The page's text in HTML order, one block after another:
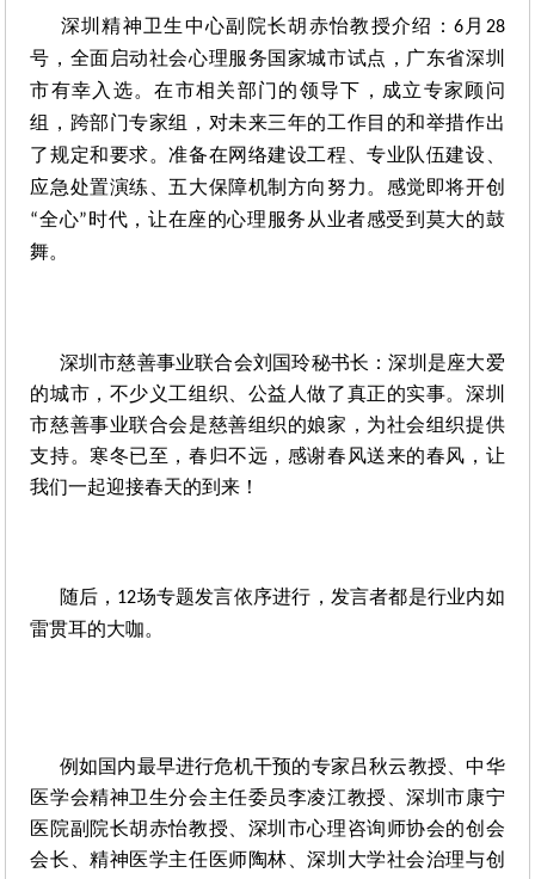
深圳精神卫生中心副院长胡赤怡教授介绍： 6月 28
号，全面启动社会心理服务国家城市试点，广东省深圳
市有幸入选。在市相关部门的领导下，成立专家顾问
组，跨部门专家组，对未来三年的工作目的和举措作出
了规定和要求。准备在网络建设工程、专业队伍建设、
应急处置演练、五大保障机制方向努力。感觉即将开创
“全心”时代，让在座的心理服务从业者感受到莫大的鼓
舞。
深圳市慈善事业联合会刘国玲秘书长：深圳是座大爱
的城市，不少义工组织、公益人做了真正的实事。深圳
市慈善事业联合会是慈善组织的娘家，为社会组织提供
支持。寒冬已至，春归不远，感谢春风送来的春风，让
我们一起迎接春天的到来！
随后， 12场专题发言依序进行，发言者都是行业内如
雷贯耳的大咖。
例如国内最早进行危机干预的专家吕秋云教授、中华
医学会精神卫生分会主任委员李凌江教授、深圳市康宁
医院副院长胡赤怡教授、深圳市心理咨询师协会的创会
会长、精神医学主任医师陶林、深圳大学社会治理与创